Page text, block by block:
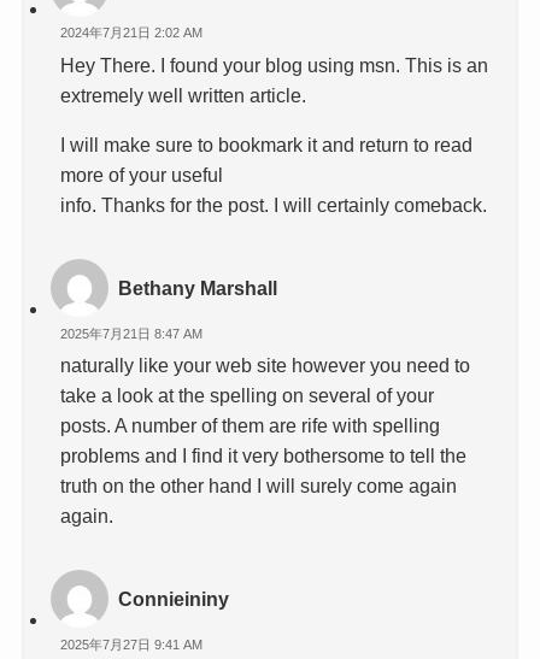
2024年7月21日 2:02 AM
Hey There. I found your blog using msn. This is an
extremely well written article.
I will make sure to bookmark it and return to read
more of your useful
info. Thanks for the post. I will certainly comeback.
Bethany Marshall
2025年7月21日 8:47 AM
naturally like your web site however you need to
take a look at the spelling on several of your
posts. A number of them are rife with spelling
problems and I find it very bothersome to tell the
truth on the other hand I will surely come again
again.
Connieininy
2025年7月27日 9:41 AM